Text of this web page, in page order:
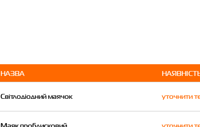
НАЗВА
Світлодіодний маячок уточнити